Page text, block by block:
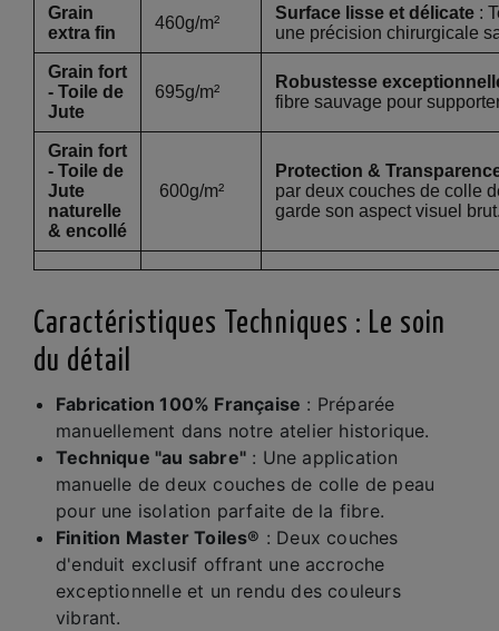
Grain
extra fin
460g/m²
Surface lisse et délicate :
une précision chirurgicale
Grain fort
- Toile de
Jute
695g/m²
Robustesse
fibre sauvage pour
Grain fort
- Toile de
Jute
naturelle
& encollé
600g/m²
Protection &
par deux couches de colle
garde son aspect visuel
Caractéristiques Techniques : Le soin
du détail
Fabrication 100% Française : Préparée
manuellement dans notre atelier historique.
Technique "au sabre" : Une application
manuelle de deux couches de colle de peau
pour une isolation parfaite de la fibre.
Finition Master Toiles® : Deux couches
d'enduit exclusif offrant une accroche
exceptionnelle et un rendu des couleurs
vibrant.